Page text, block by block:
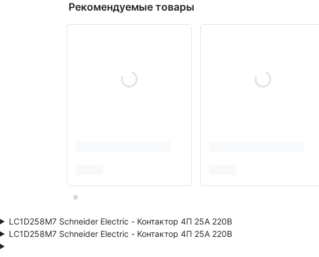
Рекомендуемые товары
LC1D258M7 Schneider Electric - Контактор 4П 25A 220В
LC1D258M7 Schneider Electric - Контактор 4П 25A 220В